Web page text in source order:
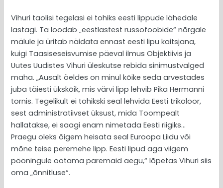
Vihuri taolisi tegelasi ei tohiks eesti lippude lähedale
lastagi. Ta loodab „eestlastest russofoobide“ nõrgale
mälule ja üritab näidata ennast eesti lipu kaitsjana,
kuigi Taasiseseisvumise päeval ilmus Objektiivis ja
Uutes Uudistes Vihuri üleskutse rebida sinimustvalged
maha. „Ausalt öeldes on minul kõike seda arvestades
juba täiesti ükskõik, mis värvi lipp lehvib Pika Hermanni
tornis. Tegelikult ei tohikski seal lehvida Eesti trikoloor,
sest administratiivset üksust, mida Toompealt
hallatakse, ei saagi enam nimetada Eesti riigiks…
Praegu oleks õigem heisata seal Euroopa Liidu või
mõne teise peremehe lipp. Eesti lipud aga viigem
pööningule ootama paremaid aegu,“ lõpetas Vihuri siis
oma „õnnitluse“.